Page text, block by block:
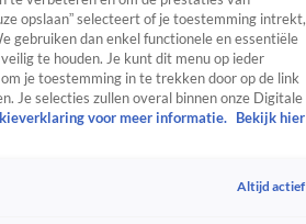
opslaan” selecteert of je toestemming intrekt,
gebruiken dan enkel functionele en essentiële
te houden. Je kunt dit menu op ieder
je toestemming in te trekken door op de link
Je selecties zullen overal binnen onze Digitale
voor meer informatie.
Bekijk hier
Altijd actief